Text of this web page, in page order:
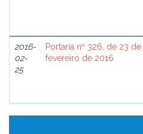
2016-
02-
25
Portaria nº 326, de 23 de
fevereiro de 2016